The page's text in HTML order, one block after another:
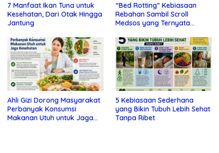
7 Manfaat Ikan Tuna untuk
Kesehatan, Dari Otak Hingga
Jantung
“Bed Rotting” Kebiasaan
Rebahan Sambil Scroll
Medsos yang Ternyata
Ahli Gizi Dorong Masyarakat
Perbanyak Konsumsi
Makanan Utuh untuk Jaga
5 Kebiasaan Sederhana
yang Bikin Tubuh Lebih Sehat
Tanpa Ribet